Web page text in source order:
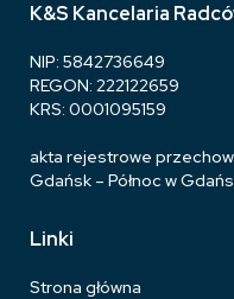
K&S Kancelaria
NIP: 5842736649
REGON: 222122659
KRS: 0001095159
akta rejestrowe
Gdańsk – Północ w
Linki
Strona główna